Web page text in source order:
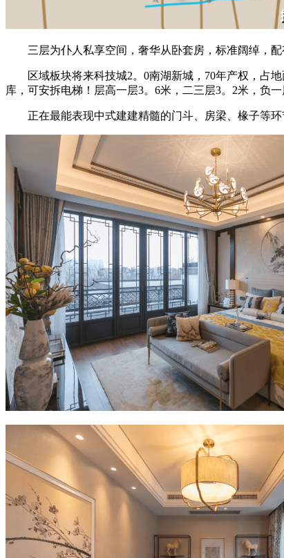
三层为仆人私享空间，奢华从卧套房，标准阔绰，配
区域板块将来科技城2。0南湖新城，70年产权，占地
库，可安拆电梯！层高一层3。6米，二三层3。2米，负一
正在最能表现中式建建精髓的门斗、房梁、椽子等环